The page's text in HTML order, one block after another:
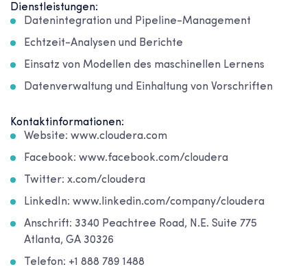
Dienstleistungen:
Datenintegration und Pipeline-Management
Echtzeit-Analysen und Berichte
Einsatz von Modellen des maschinellen Lernens
Datenverwaltung und Einhaltung von Vorschriften
Kontaktinformationen:
Website: www.cloudera.com
Facebook: www.facebook.com/cloudera
Twitter: x.com/cloudera
LinkedIn: www.linkedin.com/company/cloudera
Anschrift: 3340 Peachtree Road, N.E. Suite 775
Atlanta, GA 30326
Telefon: +1 888 789 1488